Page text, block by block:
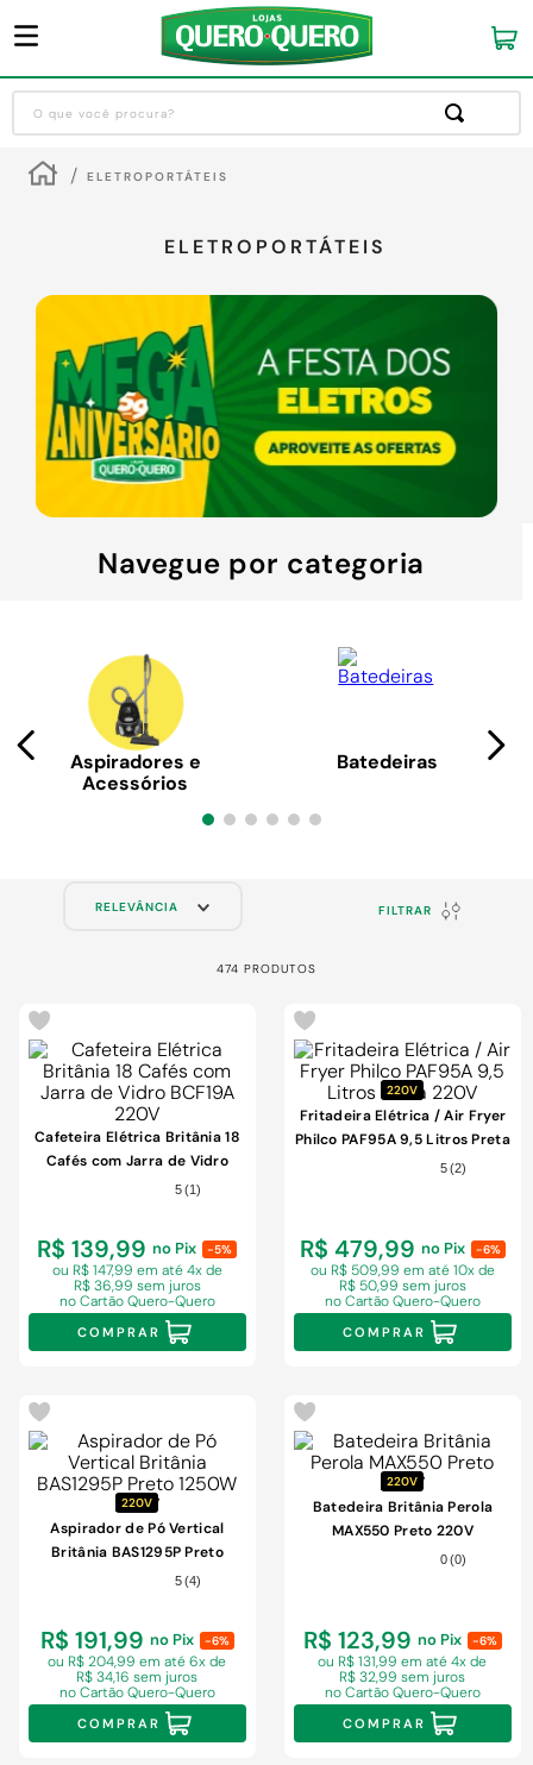
O que você procura?
ELETROPORTÁTEIS
ELETROPORTÁTEIS
Navegue por categoria
Aspiradores e
Acessórios
Batedeiras
RELEVÂNCIA FILTRAR
474 PRODUTOS
Cafeteira Elétrica Britânia 18
Cafés com Jarra de Vidro
BCF19A 220V
5 (1)
R$ 139,99 no Pix -5%
ou R$ 147,99 em até 4x de
R$ 36,99 sem juros
no Cartão Quero-Quero
COMPRAR
220V
Fritadeira Elétrica / Air Fryer
Philco PAF95A 9,5 Litros Preta
5 (2)
R$ 479,99 no Pix -6%
ou R$ 509,99 em até 10x de
R$ 50,99 sem juros
no Cartão Quero-Quero
COMPRAR
220V
Aspirador de Pó Vertical
Britânia BAS1295P Preto
1250W 220V
5 (4)
R$ 191,99 no Pix -6%
ou R$ 204,99 ematé 6x de
R$ 34,16 sem juros
no Cartão Quero-Quero
COMPRAR
220V
Batedeira Britânia Perola
MAX550 Preto 220V
0 (0)
R$ 123,99 no Pix -6%
ou R$ 131,99 ematé 4x de
R$ 32,99 sem juros
no Cartão Quero-Quero
COMPRAR
Termos mais buscados
cozinha completa
máquina lavar roupas
iphone
forro pvc
comoda